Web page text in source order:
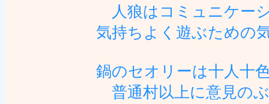
人狼はコミュニケー
気持ちよく遊ぶための
鍋のセオリーは十人十
普通村以上に意見の